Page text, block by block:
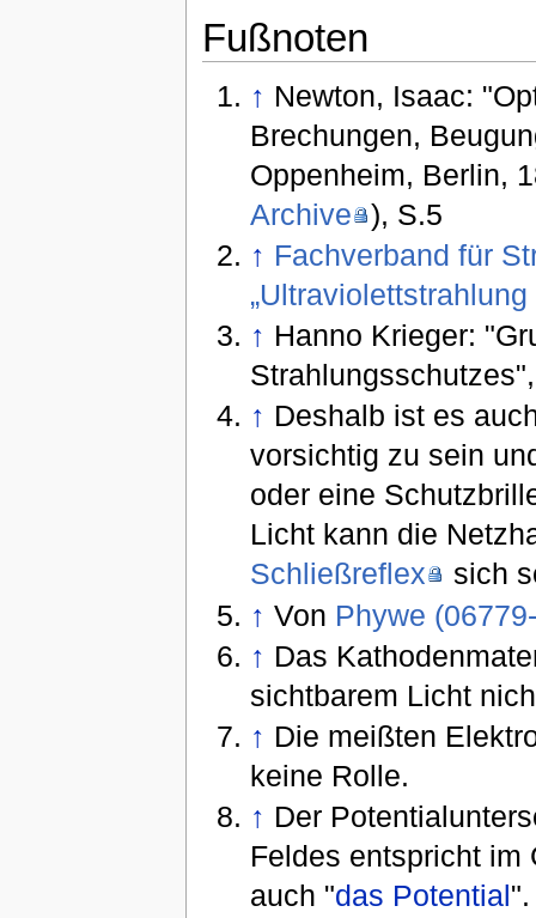
Fußnoten
↑ Newton, Isaac:
Brechungen,
Oppenheim, Berlin,
Archive
), S.5
↑ Fachverband für
↑ Hanno Krieger:
↑ Deshalb ist es
vorsichtig zu sein
oder eine
Licht kann die
Schließreflex
sich
↑ Von Phywe
↑ Das
sichtbarem Licht
↑ Die meißten
keine Rolle.
↑ Der
Feldes entspricht im
auch "das Potential".